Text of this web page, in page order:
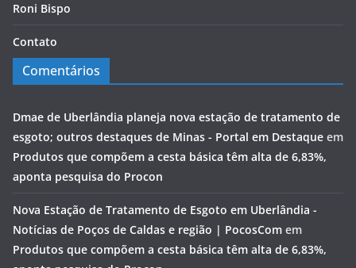
Roni Bispo
Contato
Comentários
Dmae de Uberlândia planeja nova estação de tratamento de
esgoto; outros destaques de Minas - Portal em Destaque em
Produtos que compõem a cesta básica têm alta de 6,83%,
aponta pesquisa do Procon
Nova Estação de Tratamento de Esgoto em Uberlândia -
Notícias de Poços de Caldas e região | PocosCom em
Produtos que compõem a cesta básica têm alta de 6,83%,